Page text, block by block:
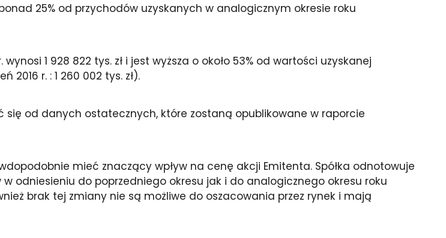
25% od przychodów uzyskanych w analogicznym okresie roku
1 928 822 tys. zł i jest wyższa o około 53% od wartości uzyskanej
r. : 1 260 002 tys. zł).
od danych ostatecznych, które zostaną opublikowane w raporcie
mieć znaczący wpływ na cenę akcji Emitenta. Spółka odnotowuje
odniesieniu do poprzedniego okresu jak i do analogicznego okresu roku
brak tej zmiany nie są możliwe do oszacowania przez rynek i mają